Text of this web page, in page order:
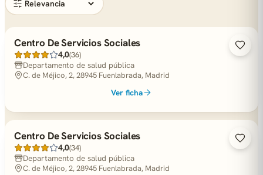
Centro De Servicios Sociales
4,0(36)
Departamento de salud pública
C. de Méjico, 2, 28945 Fuenlabrada, Madrid
Ver ficha
Centro De Servicios Sociales
4,0(34)
Departamento de salud pública
C. de Méjico, 2, 28945 Fuenlabrada, Madrid